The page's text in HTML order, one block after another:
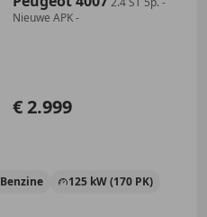
Nieuwe APK -
€ 2.999
Benzine 125 kW (170 PK)